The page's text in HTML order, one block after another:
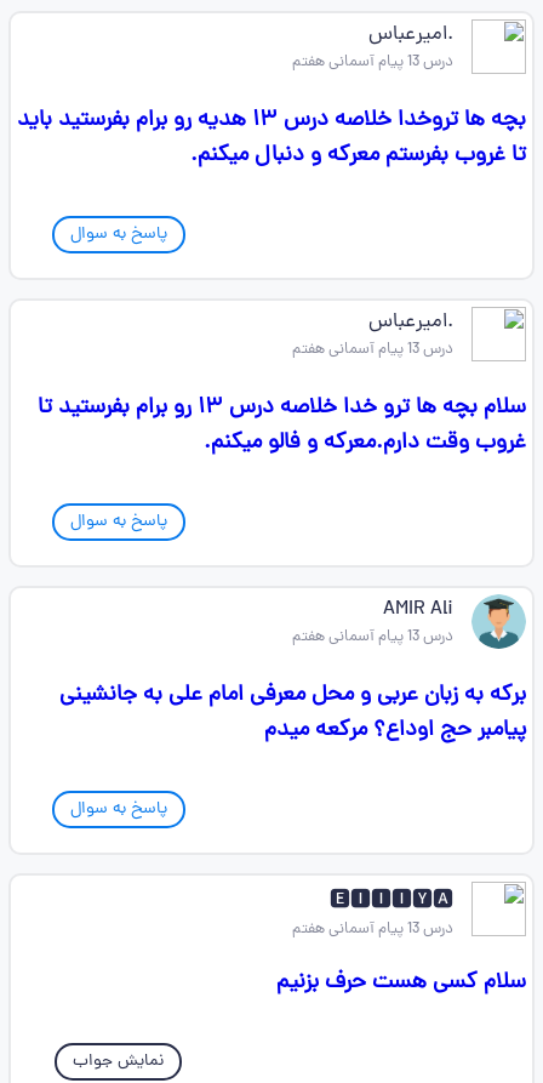
.امیرعباس
درس 13 پیام آسمانی هفتم
بچه ها تروخدا خلاصه درس ۱۳ هدیه رو برام بفرستید باید
تا غروب بفرستم معرکه و دنبال میکنم.
پاسخ به سوال
.امیرعباس
درس 13 پیام آسمانی هفتم
سلام بچه ها ترو خدا خلاصه درس ۱۳ رو برام بفرستید تا
غروب وقت دارم.معرکه و فالو میکنم.
پاسخ به سوال
AMIR Ali
درس 13 پیام آسمانی هفتم
برکه به زبان عربی و محل معرفی امام علی به جانشینی
پیامبر حج اوداع؟ مرکعه میدم
پاسخ به سوال
🅴🅸🅸🅸🆈🅰
درس 13 پیام آسمانی هفتم
سلام کسی هست حرف بزنیم
نمایش جواب